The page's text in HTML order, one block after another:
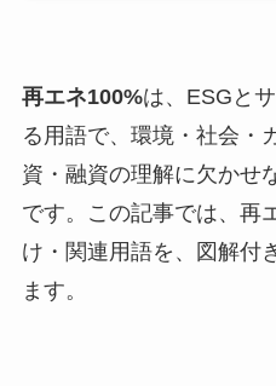
再エネ100%は、ESGと
る用語で、環境・社会・
資・融資の理解に欠かせ
です。この記事では、再
け・関連用語を、図解付
ます。